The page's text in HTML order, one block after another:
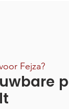
Fejza?